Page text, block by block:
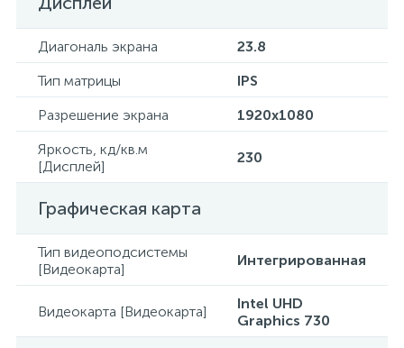
Диагональ экрана
23.8
Тип матрицы
IPS
Разрешение экрана
1920x1080
Яркость, кд/кв.м
[Дисплей]
230
Графическая карта
Тип видеоподсистемы
[Видеокарта]
Интегрированная
Видеокарта [Видеокарта]
Intel UHD
Graphics 730